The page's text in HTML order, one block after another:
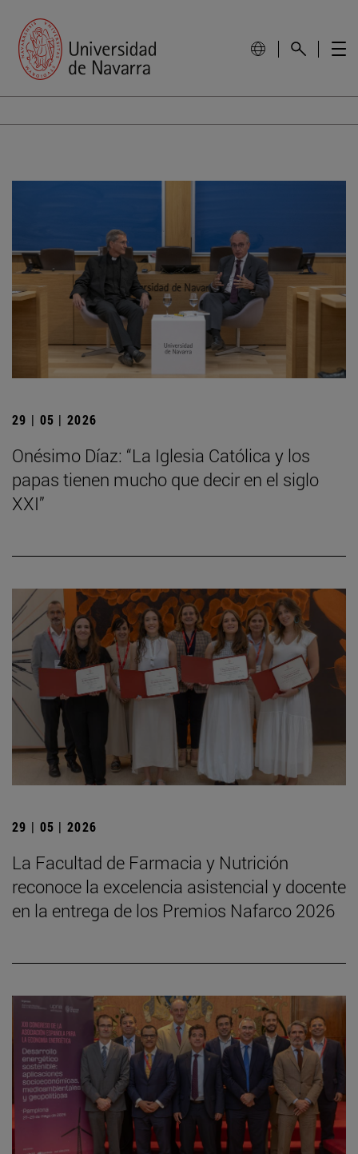
29 | 05 | 2026
Onésimo Díaz: “La Iglesia Católica y los
papas tienen mucho que decir en el siglo
XXI”
29 | 05 | 2026
La Facultad de Farmacia y Nutrición
reconoce la excelencia asistencial y docente
en la entrega de los Premios Nafarco 2026